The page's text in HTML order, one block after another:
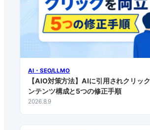
AI・SEO/LLMO
【AIO対策方法】AIに引用されクリッ
ンテンツ構成と5つの修正手順
2026.8.9